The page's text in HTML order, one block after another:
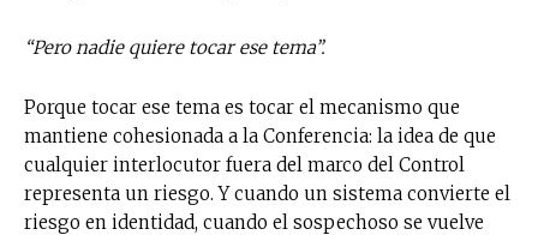
“Pero nadie quiere tocar ese tema”.
Porque tocar ese tema es tocar el mecanismo que
mantiene cohesionada a la Conferencia: la idea de que
cualquier interlocutor fuera del marco del Control
representa un riesgo. Y cuando un sistema convierte el
riesgo en identidad, cuando el sospechoso se vuelve